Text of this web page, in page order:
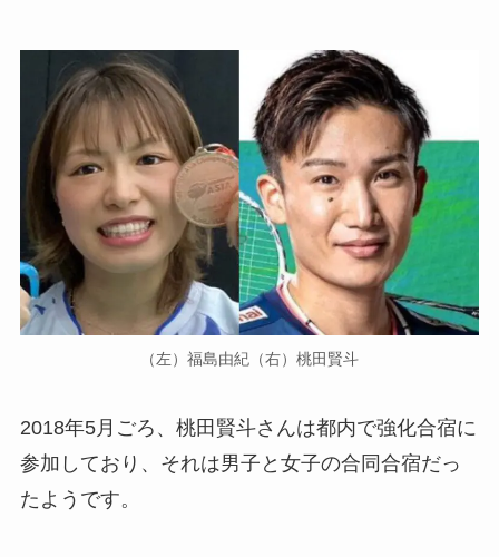
（左）福島由紀（右）桃田賢斗
2018年5月ごろ、桃田賢斗さんは都内で強化合宿に
参加しており、それは男子と女子の合同合宿だっ
たようです。